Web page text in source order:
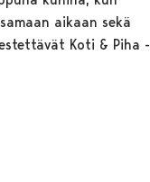
aikaan sekä
Koti & Piha -